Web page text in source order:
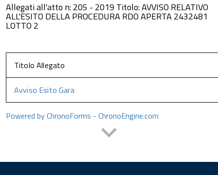
Allegati all'atto n: 205 - 2019 Titolo: AVVISO RELATIVO
ALL'ESITO DELLA PROCEDURA RDO APERTA 2432481
LOTTO 2
Titolo Allegato
Avviso Esito Gara
Powered by ChronoForms - ChronoEngine.com